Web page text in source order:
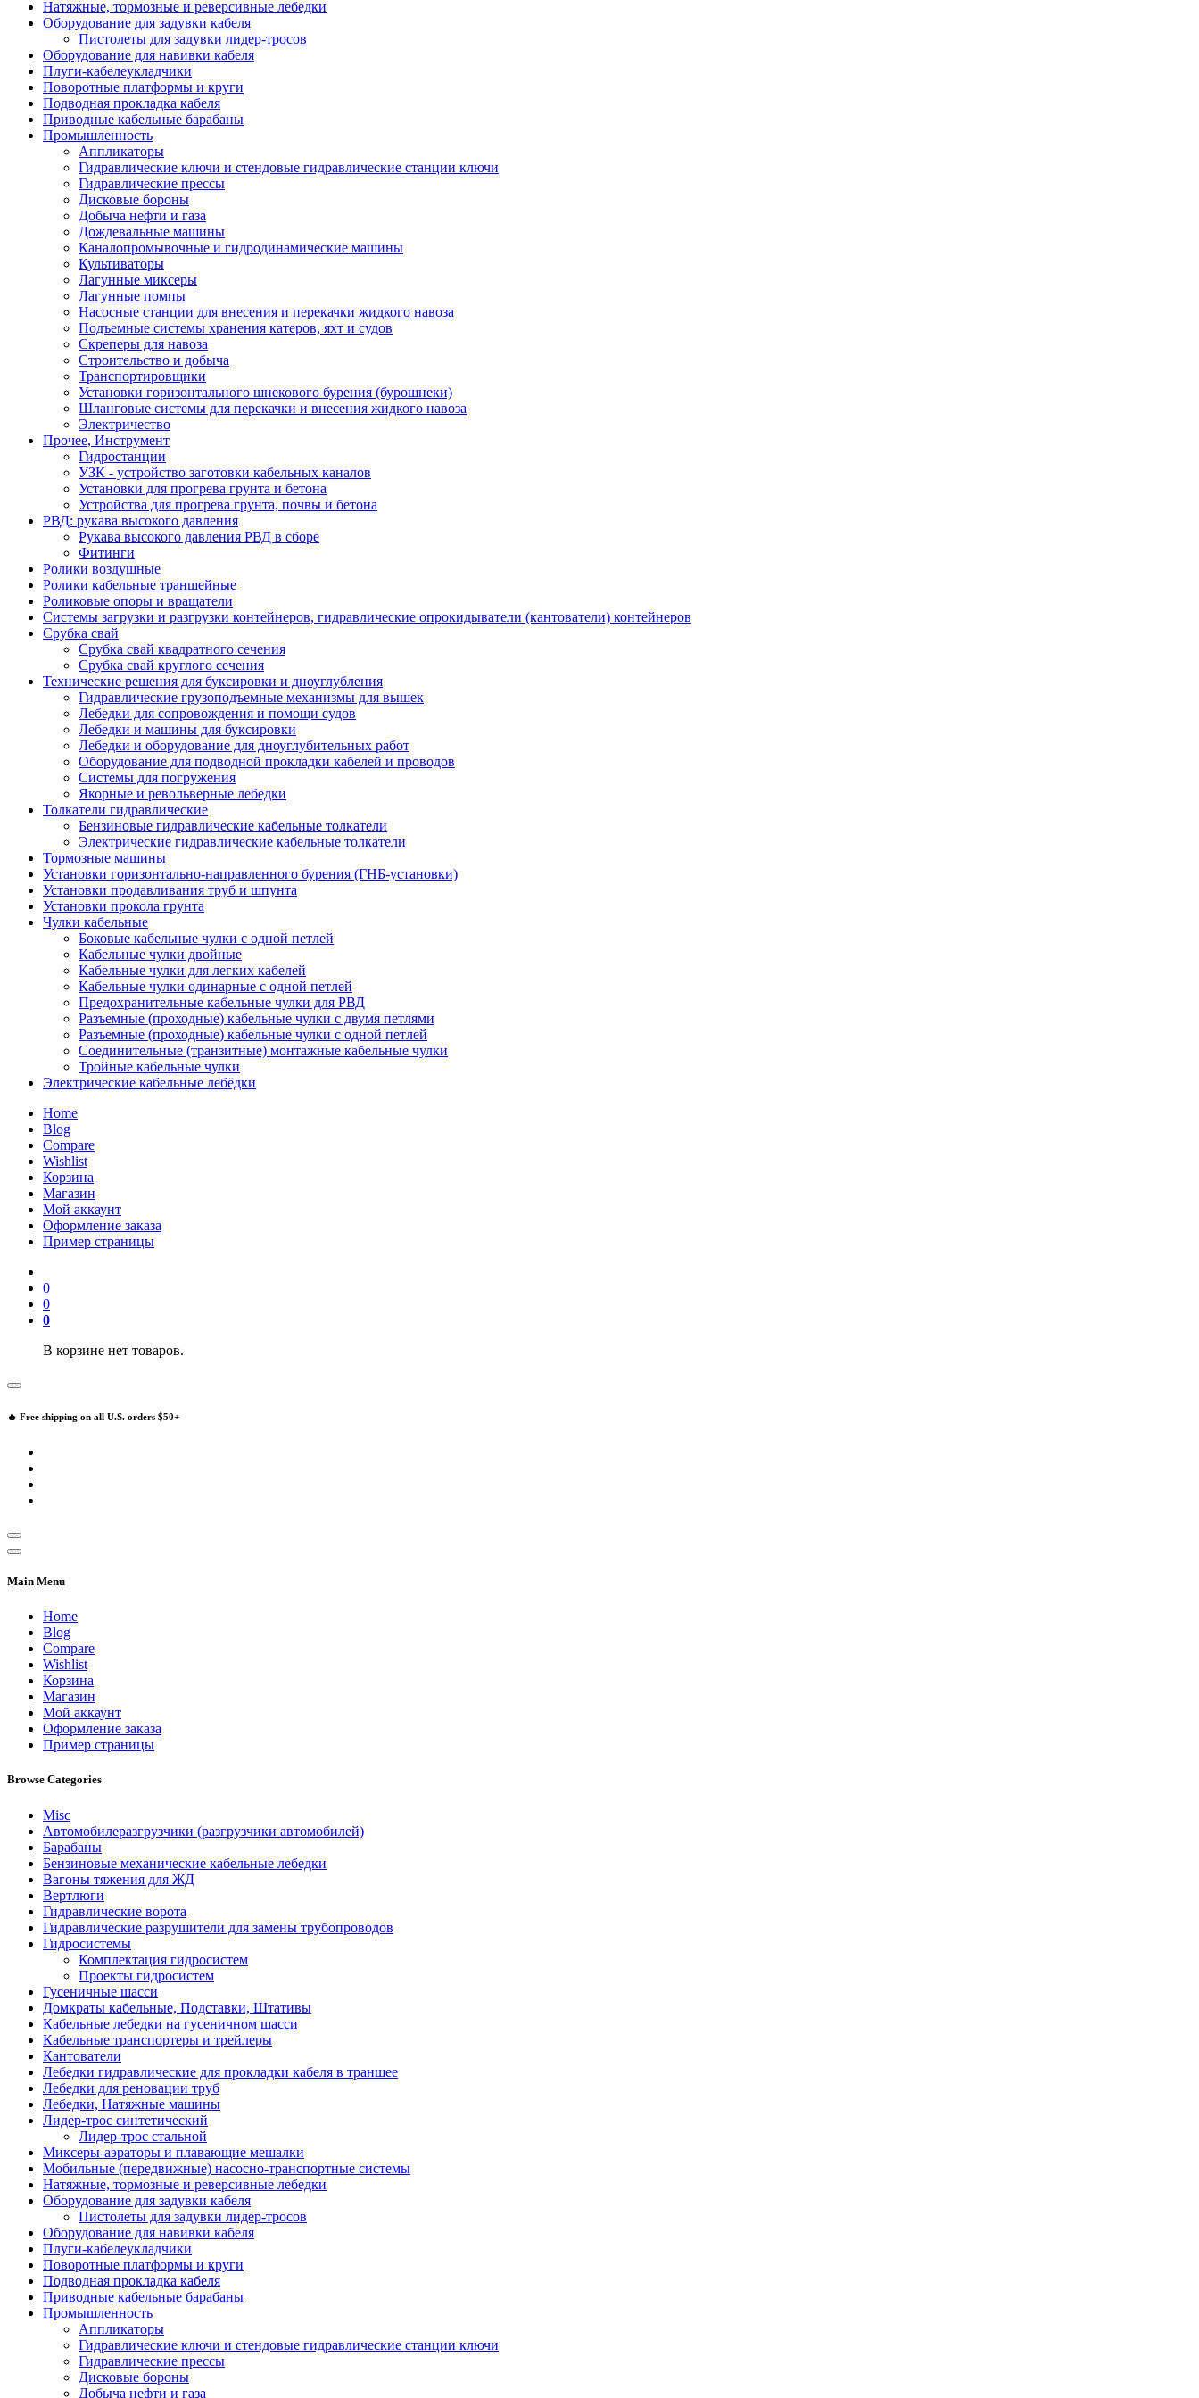
Натяжные, тормозные и реверсивные лебедки
Оборудование для задувки кабеля
Пистолеты для задувки лидер-тросов
Оборудование для навивки кабеля
Плуги-кабелеукладчики
Поворотные платформы и круги
Подводная прокладка кабеля
Приводные кабельные барабаны
Промышленность
Аппликаторы
Гидравлические ключи и стендовые гидравлические станции ключи
Гидравлические прессы
Дисковые бороны
Добыча нефти и газа
Дождевальные машины
Каналопромывочные и гидродинамические машины
Культиваторы
Лагунные миксеры
Лагунные помпы
Насосные станции для внесения и перекачки жидкого навоза
Подъемные системы хранения катеров, яхт и судов
Скреперы для навоза
Строительство и добыча
Транспортировщики
Установки горизонтального шнекового бурения (бурошнеки)
Шланговые системы для перекачки и внесения жидкого навоза
Электричество
Прочее, Инструмент
Гидростанции
УЗК - устройство заготовки кабельных каналов
Установки для прогрева грунта и бетона
Устройства для прогрева грунта, почвы и бетона
РВД: рукава высокого давления
Рукава высокого давления РВД в сборе
Фитинги
Ролики воздушные
Ролики кабельные траншейные
Роликовые опоры и вращатели
Системы загрузки и разгрузки контейнеров, гидравлические опрокидыватели (кантователи) контейнеров
Срубка свай
Срубка свай квадратного сечения
Срубка свай круглого сечения
Технические решения для буксировки и дноуглубления
Гидравлические грузоподъемные механизмы для вышек
Лебедки для сопровождения и помощи судов
Лебедки и машины для буксировки
Лебедки и оборудование для дноуглубительных работ
Оборудование для подводной прокладки кабелей и проводов
Системы для погружения
Якорные и револьверные лебедки
Толкатели гидравлические
Бензиновые гидравлические кабельные толкатели
Электрические гидравлические кабельные толкатели
Тормозные машины
Установки горизонтально-направленного бурения (ГНБ-установки)
Установки продавливания труб и шпунта
Установки прокола грунта
Чулки кабельные
Боковые кабельные чулки с одной петлей
Кабельные чулки двойные
Кабельные чулки для легких кабелей
Кабельные чулки одинарные с одной петлей
Предохранительные кабельные чулки для РВД
Разъемные (проходные) кабельные чулки с двумя петлями
Разъемные (проходные) кабельные чулки с одной петлей
Соединительные (транзитные) монтажные кабельные чулки
Тройные кабельные чулки
Электрические кабельные лебёдки
Home
Blog
Compare
Wishlist
Корзина
Магазин
Мой аккаунт
Оформление заказа
Пример страницы
0
0
0
В корзине нет товаров.
🔥 Free shipping on all U.S. orders $50+
Main Menu
Home
Blog
Compare
Wishlist
Корзина
Магазин
Мой аккаунт
Оформление заказа
Пример страницы
Browse Categories
Misc
Автомобилеразгрузчики (разгрузчики автомобилей)
Барабаны
Бензиновые механические кабельные лебедки
Вагоны тяжения для ЖД
Вертлюги
Гидравлические ворота
Гидравлические разрушители для замены трубопроводов
Гидросистемы
Комплектация гидросистем
Проекты гидросистем
Гусеничные шасси
Домкраты кабельные, Подставки, Штативы
Кабельные лебедки на гусеничном шасси
Кабельные транспортеры и трейлеры
Кантователи
Лебедки гидравлические для прокладки кабеля в траншее
Лебедки для реновации труб
Лебедки, Натяжные машины
Лидер-трос синтетический
Лидер-трос стальной
Миксеры-аэраторы и плавающие мешалки
Мобильные (передвижные) насосно-транспортные системы
Натяжные, тормозные и реверсивные лебедки
Оборудование для задувки кабеля
Пистолеты для задувки лидер-тросов
Оборудование для навивки кабеля
Плуги-кабелеукладчики
Поворотные платформы и круги
Подводная прокладка кабеля
Приводные кабельные барабаны
Промышленность
Аппликаторы
Гидравлические ключи и стендовые гидравлические станции ключи
Гидравлические прессы
Дисковые бороны
Добыча нефти и газа